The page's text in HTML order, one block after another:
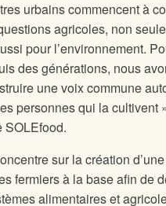
urbains commencent à
agricoles, non
pour l’environnement.
des générations, nous
une voix commune
personnes qui la cultivent
SOLEfood.
sur la création
fermiers à la base afin de
alimentaires et